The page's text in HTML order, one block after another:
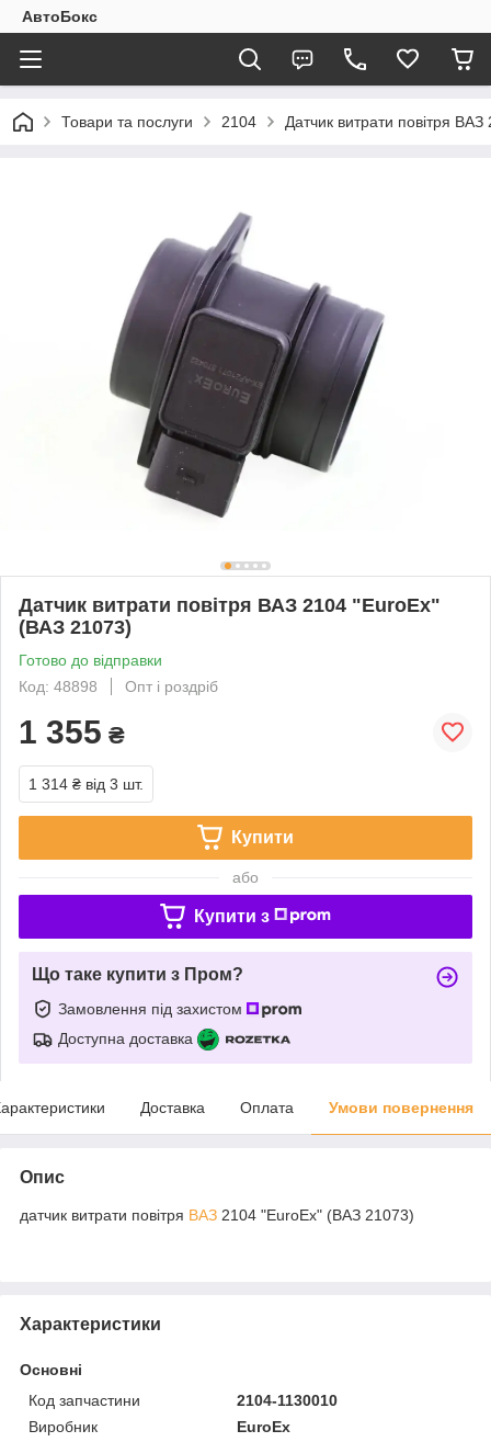
АвтоБокс
Товари та послуги 2104 Датчик витрати повітря
Датчик витрати повітря ВАЗ 2104 "EuroEx"
(ВАЗ 21073)
Готово до відправки
Код: 48898
Опт і роздріб
1 355 ₴
1 314 ₴ від 3 шт.
Купити
або
Купити з
Що таке купити з Пром?
Замовлення під захистом
Доступна доставка
Доставка Оплата Умови повернення
Опис
датчик витрати повітря ВАЗ 2104 "EuroEx" (ВАЗ 21073)
Характеристики
Основні
Код запчастини
2104-1130010
Виробник
EuroEx